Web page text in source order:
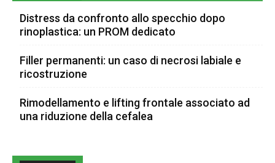
Distress da confronto allo specchio dopo
rinoplastica: un PROM dedicato
Filler permanenti: un caso di necrosi labiale e
ricostruzione
Rimodellamento e lifting frontale associato ad
una riduzione della cefalea